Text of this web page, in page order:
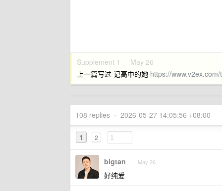
Supplement 1 · May 26
上一篇写过 记高中的她 https://
108 replies • 2026-05-27 14:05:56 +08:00
1 2
bigtan May 26
好纯爱